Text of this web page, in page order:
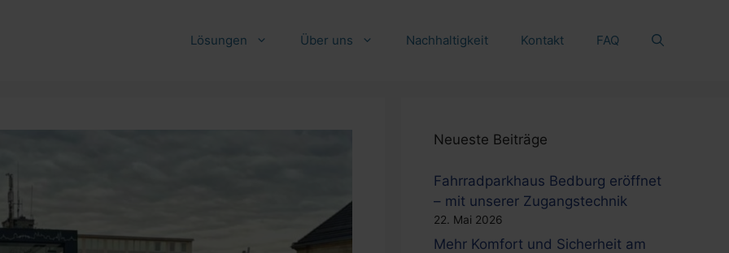
Lösungen Über uns Nachhaltigkeit Kontakt FAQ
Neueste Beiträge
Fahrradparkhaus Bedburg eröffnet
– mit unserer Zugangstechnik
22. Mai 2026
Mehr Komfort und Sicherheit am